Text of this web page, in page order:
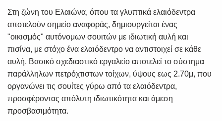
Στη ζώνη του Ελαιώνα, όπου τα γλυπτικά ελαιόδεντρα
αποτελούν σημείο αναφοράς, δημιουργείται ένας
"οικισμός" αυτόνομων σουιτών με ιδιωτική αυλή και
πισίνα, με στόχο ένα ελαιόδεντρο να αντιστοιχεί σε κάθε
αυλή. Βασικό σχεδιαστικό εργαλείο αποτελεί το σύστημα
παράλληλων πετρόχτιστων τοίχων, ύψους εως 2.70μ, που
οργανώνει τις σουίτες γύρω από τα ελαιόδεντρα,
προσφέροντας απόλυτη ιδιωτικότητα και άμεση
προσβασιμότητα.